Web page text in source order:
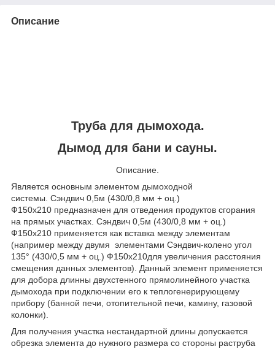
Описание
Труба для дымохода.
Дымод для бани и сауны.
Описание.
Является основным элементом дымоходной
системы. Сэндвич 0,5м (430/0,8 мм + оц.)
Ф150х210 предназначен для отведения продуктов сгорания
на прямых участках. Сэндвич 0,5м (430/0,8 мм + оц.)
Ф150х210 применяется как вставка между элементам
(например между двумя элементами Сэндвич-колено угол
135° (430/0,5 мм + оц.) Ф150х210для увеличения расстояния
смещения данных элементов). Данный элемент применяется
для добора длинны двухстенного прямолинейного участка
дымохода при подключении его к теплогенерирующему
прибору (банной печи, отопительной печи, камину, газовой
колонки).
Для получения участка нестандартной длины допускается
обрезка элемента до нужного размера со стороны раструба